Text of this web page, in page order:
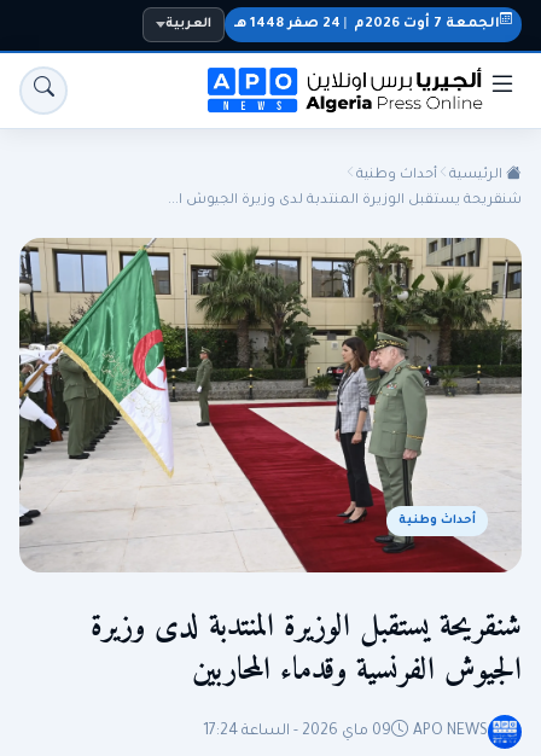
الجزائر الجالية المنتخب الوطني سياسة
رياضة
الجمعة 7 أوت 2026م 24 صفر 1448 هـ العربية
الرئيسية
أحداث وطنية
شنقريحة يستقبل الوزيرة المنتدبة لدى وزيرة الجيوش ا...
أحداث وطنية
شنقريحة يستقبل الوزيرة المنتدبة لدى وزيرة
الجيوش الفرنسية وقدماء المحاربين
APO NEWS 09 ماي 2026 - الساعة 17:24